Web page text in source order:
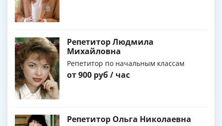
Репетитор Людмила
Михайловна
Репетитор по начальным классам
от 900 руб / час
Репетитор Ольга Николаевна